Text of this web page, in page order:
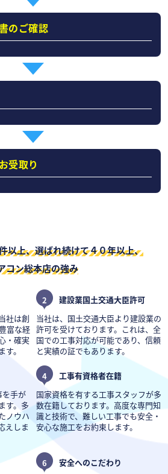
のご確認
受取り
上、選ばれ続けて４０年以上、
コン総本店の強み
社は創
富な経
・確実
。
2
建設業国土交通大臣許可
当社は、国土交通大臣より建設業の
許可を受けております。これは、全
国での工事対応が可能であり、信頼
と実績の証でもあります。
を手が
す。多
ノウハ
えしま
4
工事有資格者在籍
国家資格を有する工事スタッフが多
数在籍しております。高度な専門知
識と技術で、難しい工事でも安全・
安心な施工をお約束します。
6
安全へのこだわり